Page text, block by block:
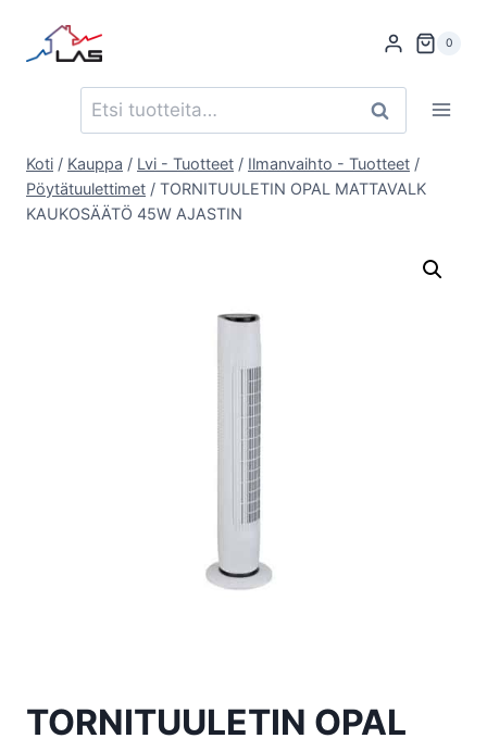
sisältöön
0
Etsi: Haku
Koti / Kauppa / Lvi - Tuotteet / Ilmanvaihto - Tuotteet /
Pöytätuulettimet / TORNITUULETIN OPAL MATTAVALK
KAUKOSÄÄTÖ 45W AJASTIN
TORNITUULETIN OPAL